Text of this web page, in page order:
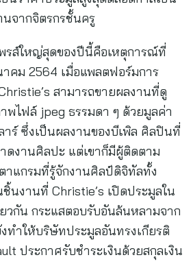
จากจิตรกรชั้นครู
พรส์ใหญ่สุดของปีนี้คือเหตุการณ์ที่
คม 2564 เมื่อแพลตฟอร์มการ
สามารถขายผลงานที่ดู
พไฟล์ jpeg ธรรมดา ๆ ด้วยมูลค่า
ร์ ซึ่งเป็นผลงานของบีเพิล ศิลปินที่
ดงานศิลปะ แต่เขาก็มีผู้ติดตาม
แกรมที่รู้จักงานศิลป์ดิจิทัลทั้ง
นงานที่ Christie’s เปิดประมูลใน
วกัน กระแสตอบรับอันล้นหลามจาก
ทำให้บริษัทประมูลอันทรงเกียรติ
ประกาศรับชำระเงินด้วยสกุลเงิน